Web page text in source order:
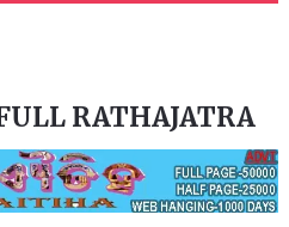
RATHAJATRA